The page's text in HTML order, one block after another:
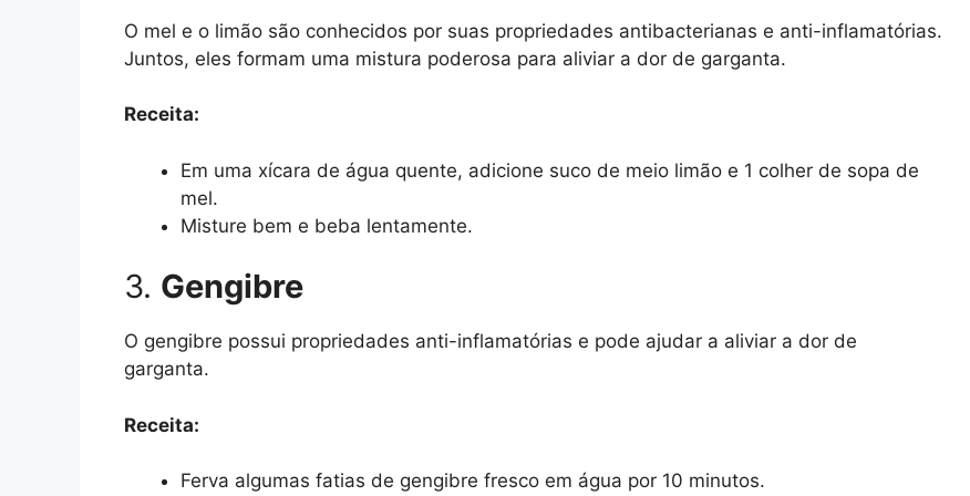
O mel e o limão são conhecidos por suas propriedades antibacterianas e anti-inflamatórias.
Juntos, eles formam uma mistura poderosa para aliviar a dor de garganta.
Receita:
Em uma xícara de água quente, adicione suco de meio limão e 1 colher de sopa de
mel.
Misture bem e beba lentamente.
3. Gengibre
O gengibre possui propriedades anti-inflamatórias e pode ajudar a aliviar a dor de
garganta.
Receita:
Ferva algumas fatias de gengibre fresco em água por 10 minutos.